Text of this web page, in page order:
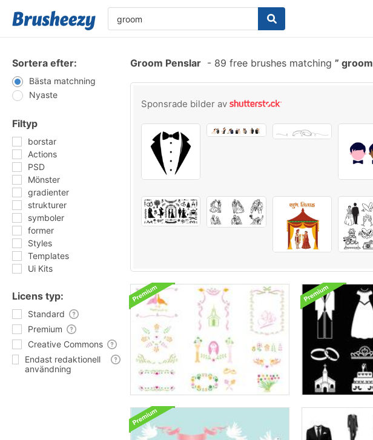
Sortera efter:
Bästa matchning
Nyaste
Filtyp
borstar
Actions
PSD
Mönster
gradienter
strukturer
symboler
former
Styles
Templates
Ui Kits
Licens typ:
Standard
Premium
Creative Commons
Endast redaktionell
användning
Groom Penslar - 89 free brushes matching groom
Sponsrade bilder av